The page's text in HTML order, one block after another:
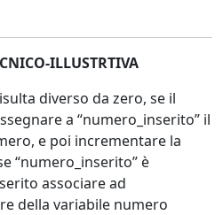
ILLUSTRTIVA
diverso da zero, se il
a “numero_inserito” il
e poi incrementare la
“numero_inserito” è
associare ad
della variabile numero